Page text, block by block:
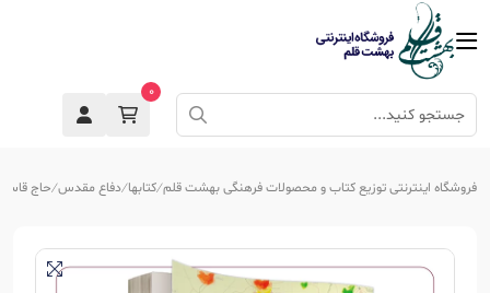
0
فروشگاه اینترنتی توزیع کتاب و محصولات فرهنگی بهشت قلم کتابها دفاع مقدس حاج